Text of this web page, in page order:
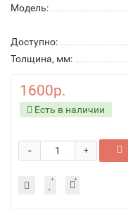
Модель:
Доступно:
Толщина, мм:
1600р.
Есть в наличии
+
-